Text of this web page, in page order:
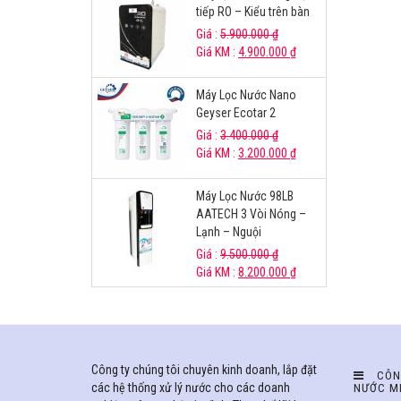
tiếp RO – Kiểu trên bàn
Giá : 5.900.000₫
Giá KM : 4.900.000 ₫
Máy Lọc Nước Nano
Geyser Ecotar 2
Giá : 3.400.000₫
Giá KM : 3.200.000 ₫
Máy Lọc Nước 98LB
AATECH 3 Vòi Nóng –
Lạnh – Nguội
Giá : 9.500.000₫
Giá KM : 8.200.000 ₫
Công ty chúng tôi chuyên kinh doanh, lắp đặt
các hệ thống xử lý nước cho các doanh
NƯỚC